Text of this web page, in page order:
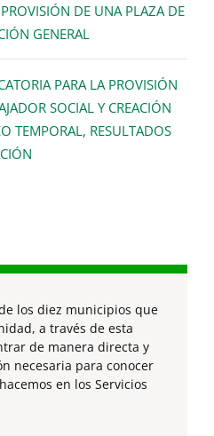
DE UNA PLAZA DE
GENERAL
PARA LA PROVISIÓN
SOCIAL Y CREACIÓN
TEMPORAL, RESULTADOS
los diez municipios que
a través de esta
de manera directa y
necesaria para conocer
en los Servicios